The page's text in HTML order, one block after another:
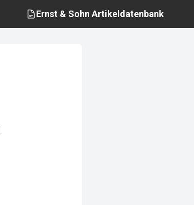
Ernst & Sohn Artikeldatenbank